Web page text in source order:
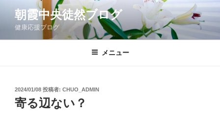
ン
朝霞中央徒然ブログ
健康応援ブログ
メニュー
投
稿
日:
2024/01/08 投稿者: CHUO_ADMIN
寄る辺ない？